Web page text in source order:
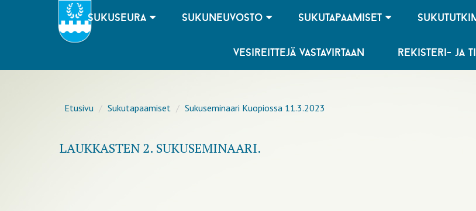
sukuseura sukuneuvosto sukutapaamiset
vesireittejä vastavirtaan rekisteri- ja
Etusivu Sukutapaamiset Sukuseminaari Kuopiossa 11.3.2023
LAUKKASTEN 2. SUKUSEMINAARI.